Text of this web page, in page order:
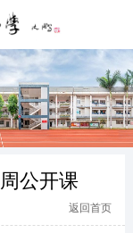
公开课
返回首页